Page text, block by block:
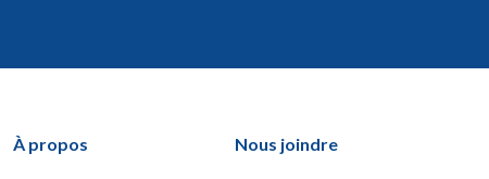
À propos Nous joindre